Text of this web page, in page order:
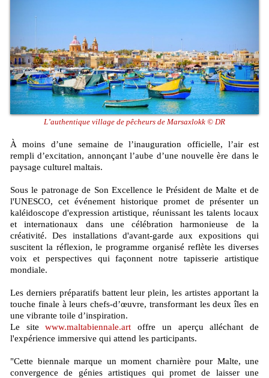
L’authentique village de pêcheurs de Marsaxlokk © DR
À moins d’une semaine de l’inauguration officielle, l’air est
rempli d’excitation, annonçant l’aube d’une nouvelle ère dans le
paysage culturel maltais.
Sous le patronage de Son Excellence le Président de Malte et de
l'UNESCO, cet événement historique promet de présenter un
kaléidoscope d'expression artistique, réunissant les talents locaux
et internationaux dans une célébration harmonieuse de la
créativité. Des installations d'avant-garde aux expositions qui
suscitent la réflexion, le programme organisé reflète les diverses
voix et perspectives qui façonnent notre tapisserie artistique
mondiale.
Les derniers préparatifs battent leur plein, les artistes apportant la
touche finale à leurs chefs-d’œuvre, transformant les deux îles en
une vibrante toile d’inspiration.
Le sitewww.maltabiennale.art offre un aperçu alléchant de
l'expérience immersive qui attend les participants.
"Cette biennale marque un moment charnière pour Malte, une
convergence de génies artistiques qui promet de laisser une